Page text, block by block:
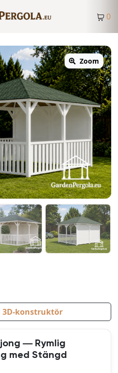
0
Zoom
3D-konstruktör
— Rymlig
med Stängd